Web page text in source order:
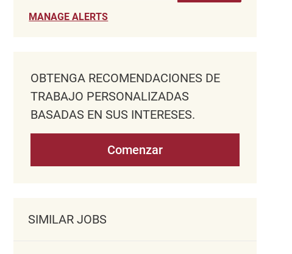
MANAGE ALERTS
OBTENGA RECOMENDACIONES DE
TRABAJO PERSONALIZADAS
BASADAS EN SUS INTERESES.
Comenzar
SIMILAR JOBS